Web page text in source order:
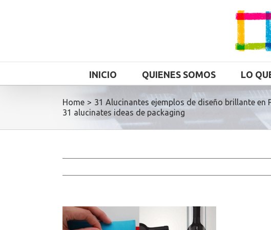
INICIO QUIENES SOMOS LO
Home > 31 Alucinantes ejemplos de diseño brillante en
31 alucinates ideas de packaging